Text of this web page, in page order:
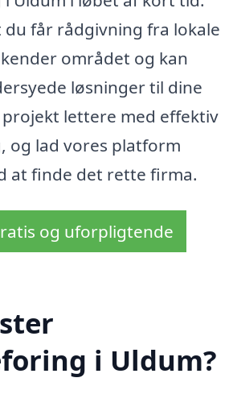
du får rådgivning fra lokale
området og kan
løsninger til dine
lettere med effektiv
og lad vores platform
at finde det rette firma.
og uforpligtende
i Uldum?